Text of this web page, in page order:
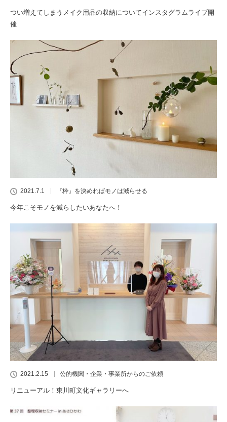
つい増えてしまうメイク用品の収納についてインスタグラムライブ開
催
2021.7.1 『枠』を決めればモノは減らせる
今年こそモノを減らしたいあなたへ！
2021.2.15 公的機関・企業・事業所からのご依頼
リニューアル！東川町文化ギャラリーへ